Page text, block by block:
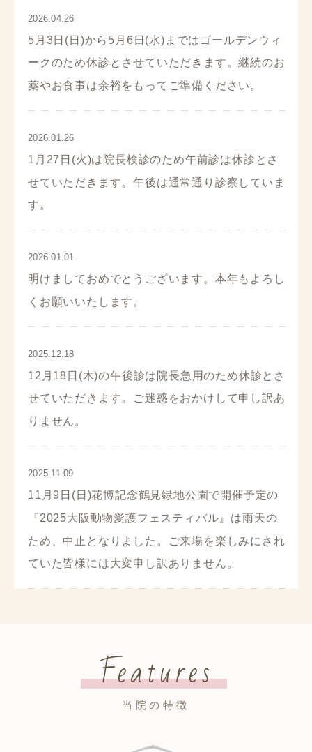
2026.04.26
5月3日(日)から5月6日(水)まではゴールデンウィ
ークのため休診とさせていただきます。継続のお
薬やお食事は余裕をもってご準備ください。
2026.01.26
1月27日(火)は院長検診のため午前診は休診とさ
せていただきます。午後は通常通り診察していま
す。
2026.01.01
明けましておめでとうございます。本年もよろし
くお願いいたします。
2025.12.18
12月18日(木)の午後診は院長急用のため休診とさ
せていただきます。ご迷惑をおかけして申し訳あ
りません。
2025.11.09
11月9日(日)花博記念鶴見緑地公園で開催予定の
『2025大阪動物愛護フェスティバル』は雨天の
ため、中止となりました。ご来場を楽しみにされ
ていた皆様には大変申し訳ありません。
Features
当院の特徴